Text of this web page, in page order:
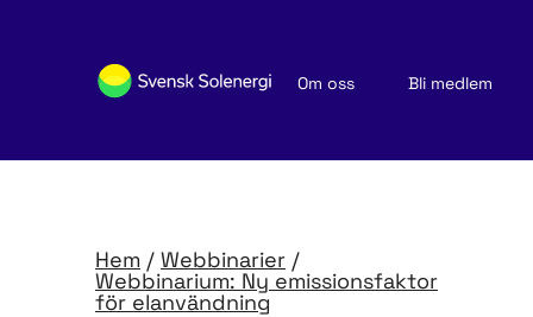
Om oss
Bli medlem
Nyheter och publikationer
Hem / Webbinarier /
Webbinarium: Ny emissionsfaktor
för elanvändning